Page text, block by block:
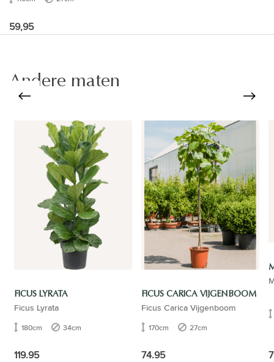
59,95
Andere maten
FICUS LYRATA
Ficus Lyrata
180cm 34cm
119.95
FICUS CARICA VIJGENBOOM
Ficus Carica Vijgenboom
170cm 27cm
74.95